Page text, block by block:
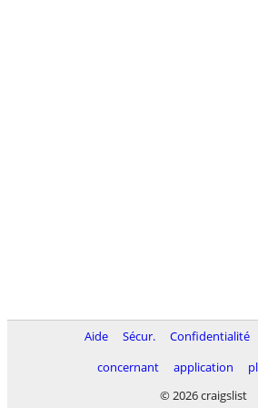
Aide Sécur. Confidentialité
concernant
application
© 2026 craigslist